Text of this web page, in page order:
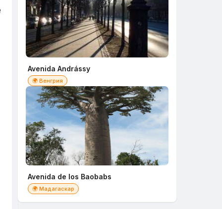
Avenida Andrássy
🌍 Венгрия
Avenida de los Baobabs
🌍 Мадагаскар